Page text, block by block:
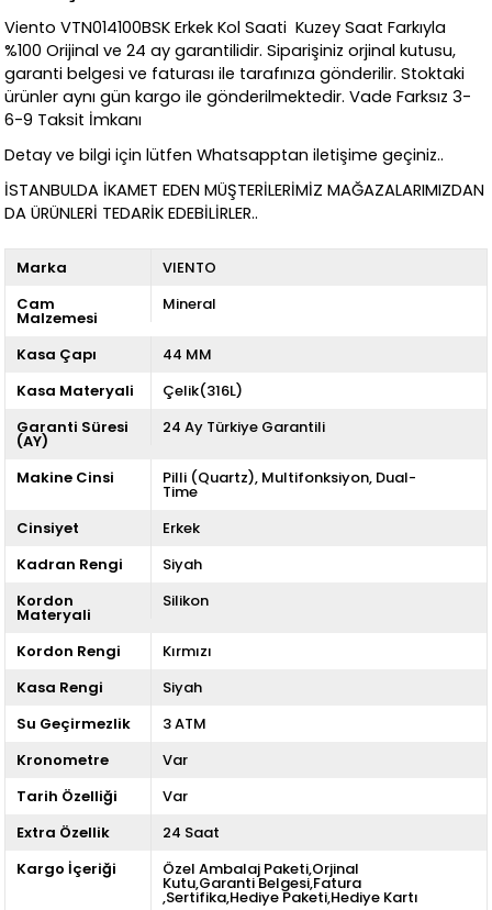
Viento VTN014100BSK Erkek Kol Saati Kuzey Saat Farkıyla
%100 Orijinal ve 24 ay garantilidir. Siparişiniz orjinal kutusu,
garanti belgesi ve faturası ile tarafınıza gönderilir. Stoktaki
ürünler aynı gün kargo ile gönderilmektedir. Vade Farksız 3-
6-9 Taksit İmkanı
Detay ve bilgi için lütfen Whatsapptan iletişime geçiniz..
İSTANBULDA İKAMET EDEN MÜŞTERİLERİMİZ MAĞAZALARIMIZDAN
DA ÜRÜNLERİ TEDARİK EDEBİLİRLER..
Marka
VIENTO
Cam
Malzemesi
Mineral
Kasa Çapı
44 MM
Kasa Materyali
Çelik(316L)
Garanti Süresi
(AY)
24 Ay Türkiye Garantili
Makine Cinsi Pilli (Quartz) Multifonksiyon Dual-
Time
Cinsiyet
Erkek
Kadran Rengi
Siyah
Kordon
Materyali
Silikon
Kordon Rengi
Kırmızı
Kasa Rengi
Siyah
Su Geçirmezlik
3 ATM
Kronometre
Var
Tarih Özelliği
Var
Extra Özellik
24 Saat
Kargo İçeriği
Özel Ambalaj Paketi,Orjinal
Kutu,Garanti Belgesi,Fatura
,Sertifika,Hediye Paketi,Hediye Kartı